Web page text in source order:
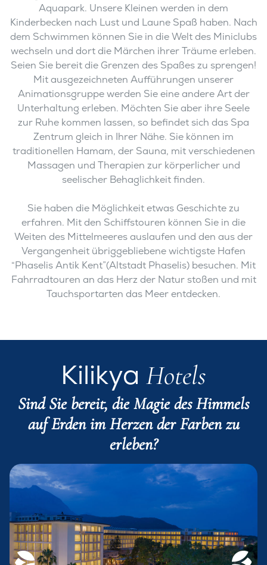
Aquapark. Unsere Kleinen werden in dem
Kinderbecken nach Lust und Laune Spaß haben. Nach
dem Schwimmen können Sie in die Welt des Miniclubs
wechseln und dort die Märchen ihrer Träume erleben.
Seien Sie bereit die Grenzen des Spaßes zu sprengen!
Mit ausgezeichneten Aufführungen unserer
Animationsgruppe werden Sie eine andere Art der
Unterhaltung erleben. Möchten Sie aber ihre Seele
zur Ruhe kommen lassen, so befindet sich das Spa
Zentrum gleich in Ihrer Nähe. Sie können im
traditionellen Hamam, der Sauna, mit verschiedenen
Massagen und Therapien zur körperlicher und
seelischer Behaglichkeit finden.
Sie haben die Möglichkeit etwas Geschichte zu
erfahren. Mit den Schiffstouren können Sie in die
Weiten des Mittelmeeres auslaufen und den aus der
Vergangenheit übriggebliebene wichtigste Hafen
“Phaselis Antik Kent”(Altstadt Phaselis) besuchen. Mit
Fahrradtouren an das Herz der Natur stoßen und mit
Tauchsportarten das Meer entdecken.
Kilikya Hotels
Sind Sie bereit, die Magie des Himmels
auf Erden im Herzen der Farben zu
erleben?